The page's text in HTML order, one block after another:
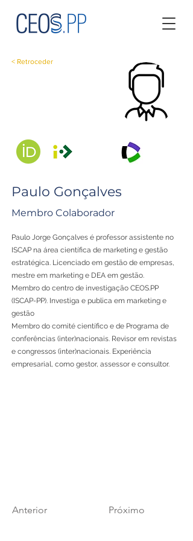
< Retroceder
Paulo Gonçalves
Membro Colaborador
Paulo Jorge Gonçalves é professor assistente no
ISCAP na área científica de marketing e gestão
estratégica. Licenciado em gestão de empresas,
mestre em marketing e DEA em gestão.
Membro do centro de investigação CEOS.PP
(ISCAP-PP). Investiga e publica em marketing e
gestão
Membro do comité científico e de Programa de
conferências (inter)nacionais. Revisor em revistas
e congressos (inter)nacionais. Experiência
empresarial, como gestor, assessor e consultor.
Anterior Próximo